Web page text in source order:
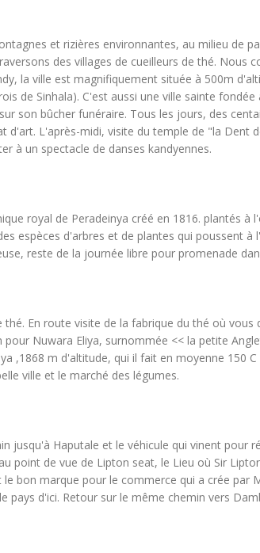
et rizières environnantes, au milieu de
des villages de cueilleurs de thé. Nous
la ville est magnifiquement située à 500m
de Sinhala). C'est aussi une ville sainte
son bûcher funéraire. Tous les jours, des
d'art. L'après-midi, visite du temple de "la Dent
à un spectacle de danses kandyennes.
royal de Peradeinya créé en 1816. plantés à
espèces d'arbres et de plantes qui poussent
reste de la journée libre pour promenade
En route visite de la fabrique du thé où
Nuwara Eliya, surnommée << la petite
,1868 m d'altitude, qui il fait en moyenne 150
ville et le marché des légumes.
jusqu'à Haputale et le véhicule qui vinent pour
point de vue de Lipton seat, le Lieu où Sir
bon marque pour le commerce qui a crée par
d'ici. Retour sur le même chemin vers